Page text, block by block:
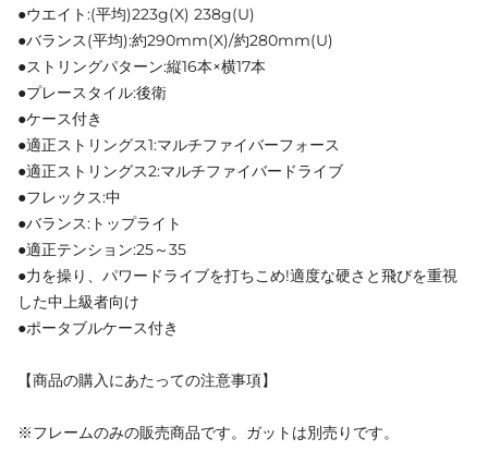
●ウエイト:(平均)223g(X) 238g(U)
●バランス(平均):約290mm(X)/約280mm(U)
●ストリングパターン:縦16本×横17本
●プレースタイル:後衛
●ケース付き
●適正ストリングス1:マルチファイバーフォース
●適正ストリングス2:マルチファイバードライブ
●フレックス:中
●バランス:トップライト
●適正テンション:25～35
●力を操り、パワードライブを打ちこめ!適度な硬さと飛びを重視
した中上級者向け
●ポータブルケース付き
【商品の購入にあたっての注意事項】
※フレームのみの販売商品です。ガットは別売りです。